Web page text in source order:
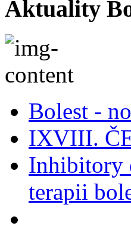
Aktuality
Bolest -
IXVIII.
Inhibitory
terapii